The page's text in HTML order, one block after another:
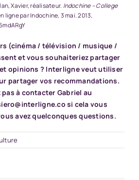
Xavier, réalisateur. Indochine – College
ligne par Indochine, 3 mai. 2013,
(cinéma / télévision / musique /
et vous souhaiteriez partager
opinions ? Interligne veut utiliser
partager vos recommandations.
pas à contacter Gabriel au
si cela vous
avez quelconques questions.